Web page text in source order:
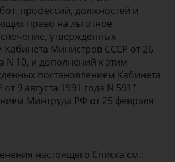
профессий, должностей и
право на льготное
утвержденных
Кабинета Министров СССР от 26
N 10, и дополнений к этим
постановлением Кабинета
9 августа 1991 года N 591"
Минтруда РФ от 25 февраля
настоящего Списка см.: